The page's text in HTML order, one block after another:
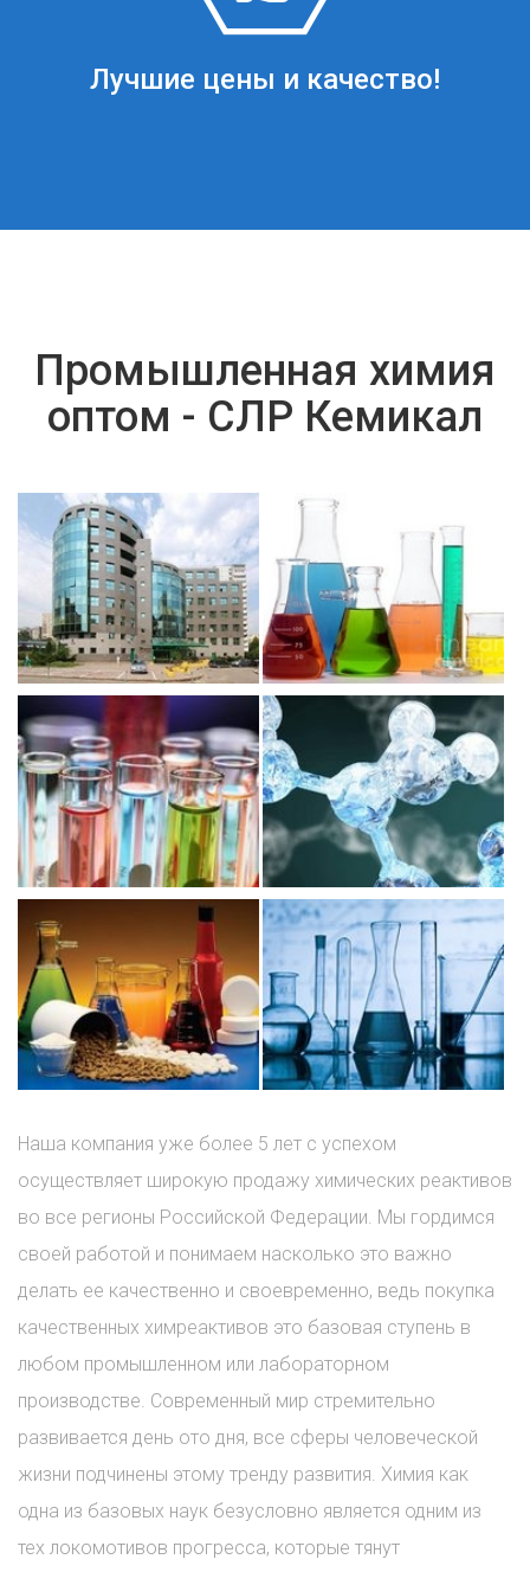
Лучшие цены и качество!
Промышленная химия
оптом - СЛР Кемикал
Наша компания уже более 5 лет с успехом
осуществляет широкую продажу химических реактивов
во все регионы Российской Федерации. Мы гордимся
своей работой и понимаем насколько это важно
делать ее качественно и своевременно, ведь покупка
качественных химреактивов это базовая ступень в
любом промышленном или лабораторном
производстве. Современный мир стремительно
развивается день ото дня, все сферы человеческой
жизни подчинены этому тренду развития. Химия как
одна из базовых наук безусловно является одним из
тех локомотивов прогресса, которые тянут